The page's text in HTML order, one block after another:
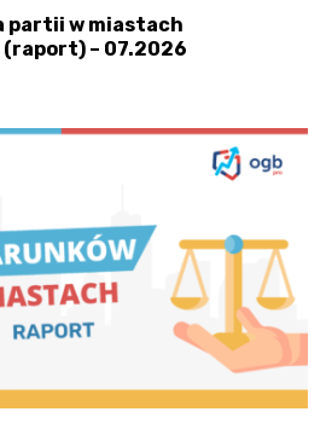
partii w miastach
– 07.2026